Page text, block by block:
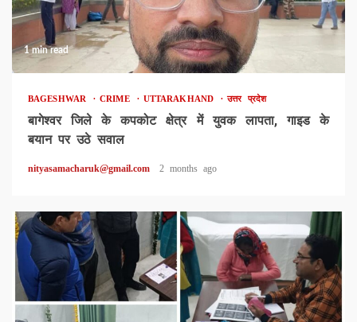
1 min read
BAGESHWAR CRIME UTTARAKHAND उत्तर प्रदेश
बागेश्वर जिले के कपकोट क्षेत्र में युवक लापता, गाइड के
बयान पर उठे सवाल
nityasamacharuk@gmail.com 2 months ago